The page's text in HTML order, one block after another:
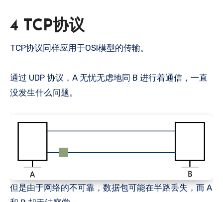
4 TCP协议
TCP协议同样应用于OSI模型的传输。
通过 UDP 协议，A 无忧无虑地同 B 进行着通信，一直
没发生什么问题。
但是由于网络的不可靠，数据包可能在半路丢失，而 A